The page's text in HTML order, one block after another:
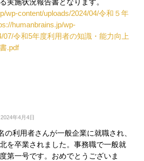
実施状況報告書となります。
wp-content/uploads/2024/04/令和５年
humanbrains.jp/wp-
07/令和5年度利用者の知識・能力向上
.pdf
2024年4月4日
の利用者さんが一般企業に就職され、
を卒業されました。事務職で一般就
第一号です。おめでとうございま